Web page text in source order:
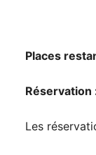
Places
Réservation
Les